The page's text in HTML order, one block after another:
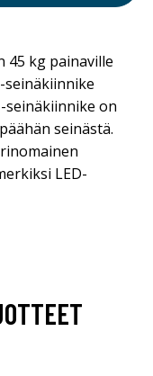
45 kg painaville
seinäkiinnike
seinäkiinnike on
seinästä.
LED-